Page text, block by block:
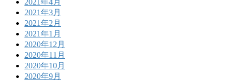
2021年4月
2021年3月
2021年2月
2021年1月
2020年12月
2020年11月
2020年10月
2020年9月